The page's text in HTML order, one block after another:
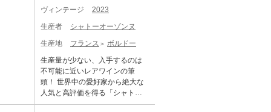
ヴィンテージ
2023
生産者
シャトーオーゾンヌ
生産地
フランス
ボルドー
生産量が少ない、入手するのは
不可能に近いレアワインの筆
頭！ 世界中の愛好家から絶大な
人気と高評価を得る「シャト
ー・オーゾンヌ」 2022年9月の